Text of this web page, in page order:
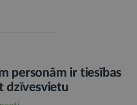
personām ir tiesības
dzīvesvietu